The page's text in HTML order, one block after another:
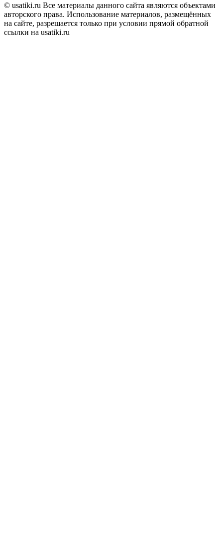
© usatiki.ru Все материалы данного сайта являются объектами
авторского права. Использование материалов, размещённых
на сайте, разрешается только при условии прямой обратной
ссылки на usatiki.ru